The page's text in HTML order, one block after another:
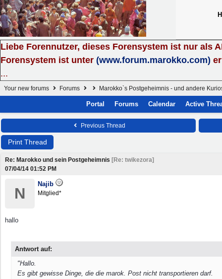
Liebe Forennutzer, dieses Forensystem ist nur als
Forensystem ist unter (www.forum.marokko.com)
...
Your new forums Forums Marokko`s Postgeheimnis - und andere
Portal Forums Calendar Active
Previous Thread
Print Thread
Re: Marokko und sein Postgeheimnis [Re: twikezora]
07/04/14 01:52 PM
N
Najib
Mitglied*
hallo
Antwort auf:
"Hallo.
Es gibt gewisse Dinge, die die marok. Post nicht transportieren darf.